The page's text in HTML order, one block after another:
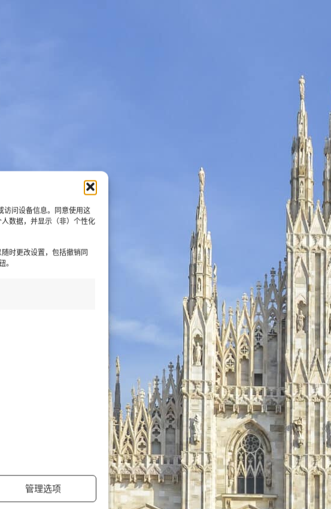
问设备信息。同意使用这
数据，并显示（非）个性化
时更改设置，包括撤销同
。
管理选项